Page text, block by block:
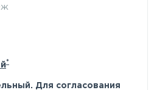
*
Для согласования